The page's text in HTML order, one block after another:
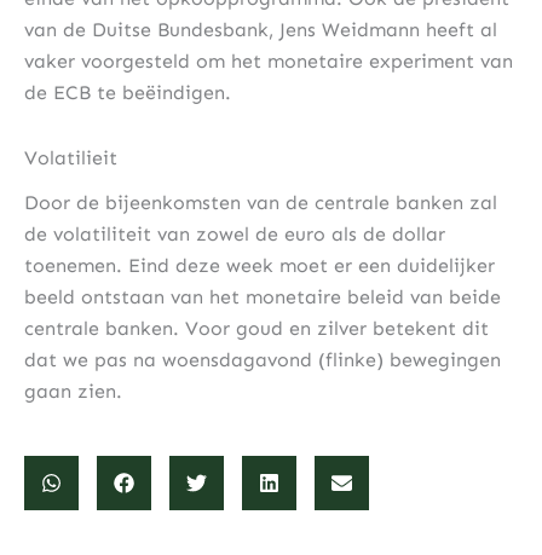
van de Duitse Bundesbank, Jens Weidmann heeft al
vaker voorgesteld om het monetaire experiment van
de ECB te beëindigen.
Volatilieit
Door de bijeenkomsten van de centrale banken zal
de volatiliteit van zowel de euro als de dollar
toenemen. Eind deze week moet er een duidelijker
beeld ontstaan van het monetaire beleid van beide
centrale banken. Voor goud en zilver betekent dit
dat we pas na woensdagavond (flinke) bewegingen
gaan zien.